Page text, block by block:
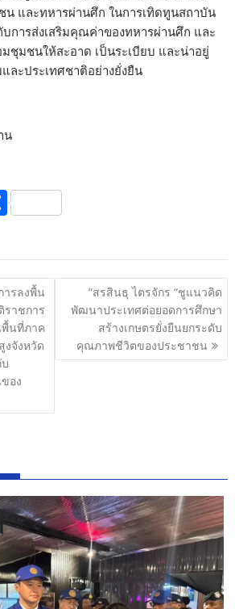
น และทหารผ่านศึก ในการเทิดทูนสถาบัน
การส่งเสริมคุณค่าของทหารผ่านศึก และ
ชุมชนให้สะอาด เป็นระเบียบ และน่าอยู่
ละประเทศชาติอย่างยั่งยืน
น
S
ar
e
ารลงพื้น
ราชการ
พื้นที่ภาค
งจังหวัด
อง
“สรสินธุ ไตรจักร “ชูแนวคิด
พัฒนาประเทศต่อยอดการศึกษา
สร้างเกษตรยั่งยืนยกระดับ
คุณภาพชีวิตของประชาชน